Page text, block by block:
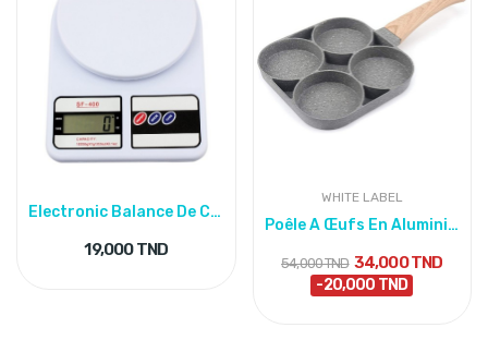
Electronic Balance De Cuisine Electronique...
19,000 TND
WHITE LABEL
Poêle A Œufs En Aluminium – Revêtement Antiadhésif
54,000 TND 34,000 TND
-20,000 TND